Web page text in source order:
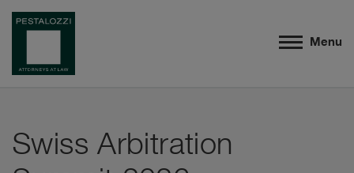
Menu
Swiss Arbitration